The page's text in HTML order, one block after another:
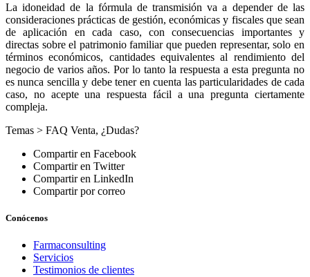
La idoneidad de la fórmula de transmisión va a depender de las
consideraciones prácticas de gestión, económicas y fiscales que sean
de aplicación en cada caso, con consecuencias importantes y
directas sobre el patrimonio familiar que pueden representar, solo en
términos económicos, cantidades equivalentes al rendimiento del
negocio de varios años. Por lo tanto la respuesta a esta pregunta no
es nunca sencilla y debe tener en cuenta las particularidades de cada
caso, no acepte una respuesta fácil a una pregunta ciertamente
compleja.
Temas > FAQ Venta, ¿Dudas?
Compartir en Facebook
Compartir en Twitter
Compartir en LinkedIn
Compartir por correo
Conócenos
Farmaconsulting
Servicios
Testimonios de clientes